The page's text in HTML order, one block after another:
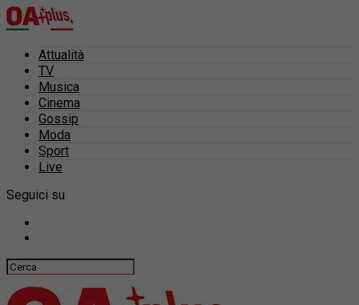
Attualità
TV
Musica
Cinema
Gossip
Moda
Sport
Live
Seguici su